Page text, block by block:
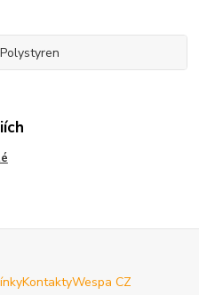
Polystyren
KontaktyWespa CZ